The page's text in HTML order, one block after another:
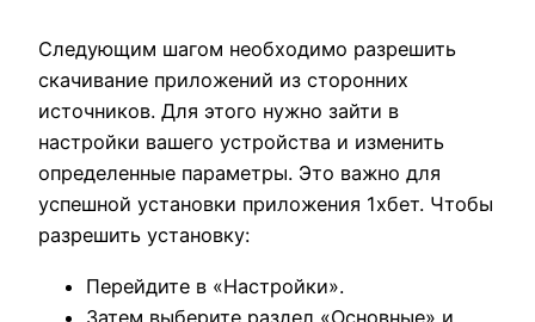
Следующим шагом необходимо разрешить
скачивание приложений из сторонних
источников. Для этого нужно зайти в
настройки вашего устройства и изменить
определенные параметры. Это важно для
успешной установки приложения 1хбет. Чтобы
разрешить установку:
Перейдите в «Настройки».
Затем выберите раздел «Основные» и